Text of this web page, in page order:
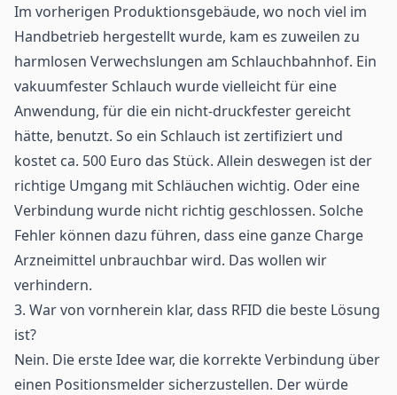
Im vorherigen Produktionsgebäude, wo noch viel im
Handbetrieb hergestellt wurde, kam es zuweilen zu
harmlosen Verwechslungen am Schlauchbahnhof. Ein
vakuumfester Schlauch wurde vielleicht für eine
Anwendung, für die ein nicht-druckfester gereicht
hätte, benutzt. So ein Schlauch ist zertifiziert und
kostet ca. 500 Euro das Stück. Allein deswegen ist der
richtige Umgang mit Schläuchen wichtig. Oder eine
Verbindung wurde nicht richtig geschlossen. Solche
Fehler können dazu führen, dass eine ganze Charge
Arzneimittel unbrauchbar wird. Das wollen wir
verhindern.
3. War von vornherein klar, dass RFID die beste Lösung
ist?
Nein. Die erste Idee war, die korrekte Verbindung über
einen Positionsmelder sicherzustellen. Der würde